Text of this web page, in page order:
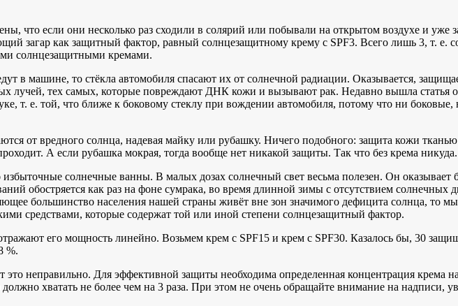
что если они несколько раз сходили в солярий или побывали на открытом воздухе и уже
загар как защитный фактор, равный солнцезащитному крему с SPF3. Всего лишь 3, т. е.
солнцезащитными кремами.
в машине, то стёкла автомобиля спасают их от солнечной радиации. Оказывается,
лучей, тех самых, которые повреждают ДНК кожи и вызывают рак. Недавно вышла
т. е. той, что ближе к боковому стеклу при вождении автомобиля, потому что ни
от вредного солнца, надевая майку или рубашку. Ничего подобного: защита кожи
А если рубашка мокрая, тогда вообще нет никакой защиты. Так что без крема
солнечные ванны. В малых дозах солнечный свет весьма полезен. Он оказывает
обостряется как раз на фоне сумрака, во время длинной зимы с отсутствием солнечных
большинство населения нашей страны живёт вне зон значимого дефицита солнца, то
средствами, которые содержат той или иной степени солнцезащитный фактор.
его мощность линейно. Возьмем крем с SPF15 и крем c SPF30. Казалось бы, 30
%.
это неправильно. Для эффективной защиты необходима определенная концентрация крема
должно хватать не более чем на 3 раза. При этом не очень обращайте внимание на